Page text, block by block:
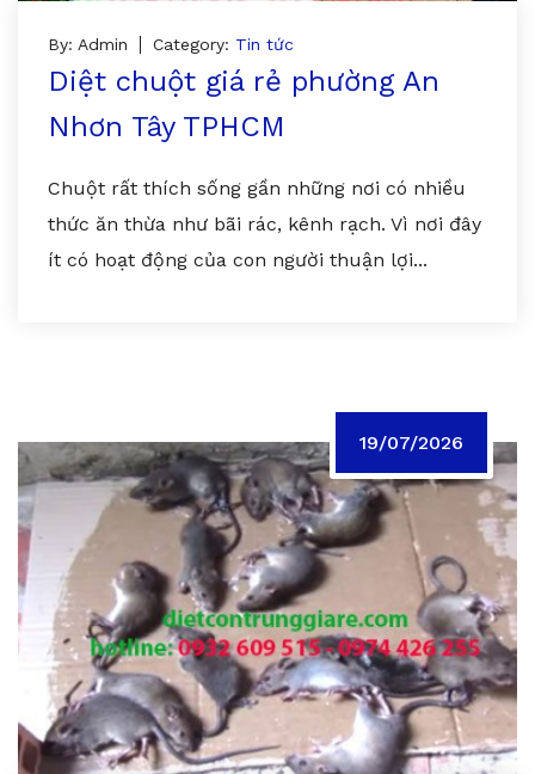
By: Admin Category: Tin tức
Diệt chuột giá rẻ phường An
Nhơn Tây TPHCM
Chuột rất thích sống gần những nơi có nhiều
thức ăn thừa như bãi rác, kênh rạch. Vì nơi đây
ít có hoạt động của con người thuận lợi...
19/07/2026